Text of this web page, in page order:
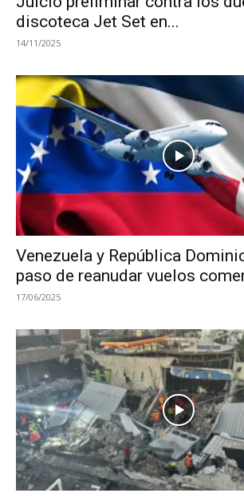
discoteca Jet Set en...
14/11/2025
Venezuela y República
paso de reanudar vuelos
17/06/2025